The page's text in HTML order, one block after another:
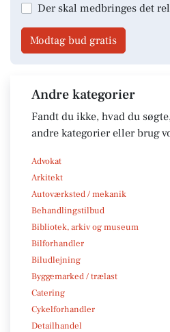
Der skal medbringes det
Modtag bud gratis
Andre kategorier
Fandt du ikke, hvad du
andre kategorier eller brug
Advokat
Arkitekt
Autoværksted / mekanik
Behandlingstilbud
Bibliotek, arkiv og museum
Bilforhandler
Biludlejning
Byggemarked / trælast
Catering
Cykelforhandler
Detailhandel